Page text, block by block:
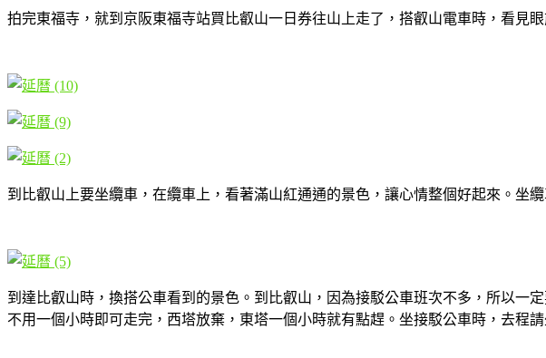
拍完東福寺，就到京阪東福寺站買比叡山一日券往山上走了，搭叡山電車時，看見
到比叡山上要坐纜車，在纜車上，看著滿山紅通通的景色，讓心情整個好起來。坐
到達比叡山時，換搭公車看到的景色。到比叡山，因為接駁公車班次不多，所以一
不用一個小時即可走完，西塔放棄，東塔一個小時就有點趕。坐接駁公車時，去程